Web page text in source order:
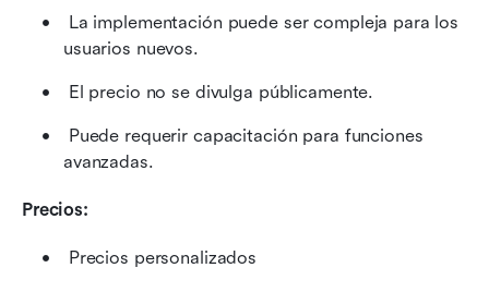
La implementación puede ser compleja para los
usuarios nuevos.
El precio no se divulga públicamente.
Puede requerir capacitación para funciones
avanzadas.
Precios:
Precios personalizados